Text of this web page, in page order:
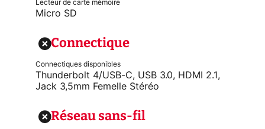
Lecteur de carte mémoire
Micro SD
Connectique
Connectiques disponibles
Thunderbolt 4/USB-C, USB 3.0, HDMI 2.1,
Jack 3,5mm Femelle Stéréo
Réseau sans-fil